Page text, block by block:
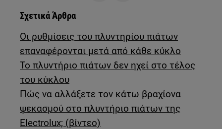
Σχετικά Άρθρα
Οι ρυθμίσεις του πλυντηρίου πιάτων
επαναφέρονται μετά από κάθε κύκλο
Το πλυντήριο πιάτων δεν ηχεί στο τέλος
του κύκλου
Πώς να αλλάξετε τον κάτω βραχίονα
ψεκασμού στο πλυντήριο πιάτων της
Electrolux; (βίντεο)